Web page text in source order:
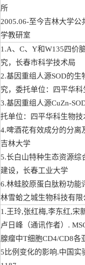
所
2005.06-至今吉林大学公
学教研室
1.A、C、Y和W135四价
究，长春市科学技术局
2.基因重组人源SOD的
究，委托单位：四平华科
3.基因重组人源CuZn-
托单位：四平华科生物技
4.啤酒花有效成分的分离
吉林大学
5.长白山特种生态资源综
建设，长春工业大学
6.林蛙胶原蛋白肽粉功能
林雪蛤之城生物科技有限
1.王玲,张红梅,李东红,宋
卢日峰（通讯作者）.
腺瘤中T细胞CD4/CD8各
5比例变化的影响.中国实